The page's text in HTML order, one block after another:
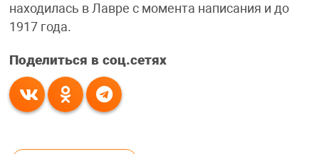
находилась в Лавре с момента написания и до
1917 года.
Поделиться в соц.сетях